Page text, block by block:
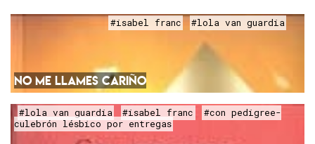
#isabel franc #lola van guardia
NO ME LLAMES CARIÑO
#lola van guardia #isabel franc
#con pedigree-
culebrón lésbico por entregas